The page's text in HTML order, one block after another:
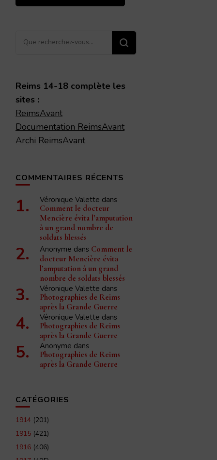
Vous
Reims 14-18 complète les
sites :
ReimsAvant
Documentation ReimsAvant
Archi ReimsAvant
COMMENTAIRES RÉCENTS
Véronique Valette dans
Comment le docteur
Mencière évita l’amputation
à un grand nombre de
soldats blessés
Anonyme dans Comment le
docteur Mencière évita
l’amputation à un grand
nombre de soldats blessés
Véronique Valette dans
Photographies de Reims
après la Grande Guerre
Véronique Valette dans
Photographies de Reims
après la Grande Guerre
Anonyme dans
Photographies de Reims
après la Grande Guerre
CATÉGORIES
1914 (201)
1915 (421)
1916 (406)